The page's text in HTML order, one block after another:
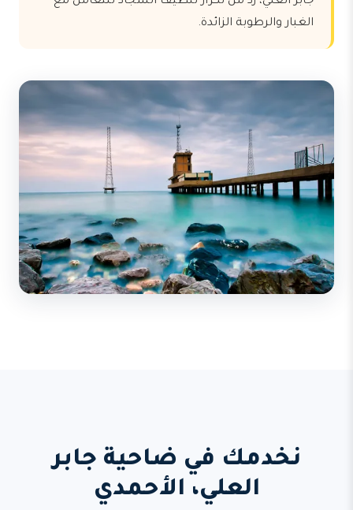
الغبار والرطوبة الزائدة.
نخدمك في ضاحية جابر
العلي، الأحمدي